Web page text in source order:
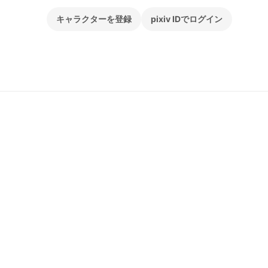
キャラクターを登録 pixiv IDでログイン